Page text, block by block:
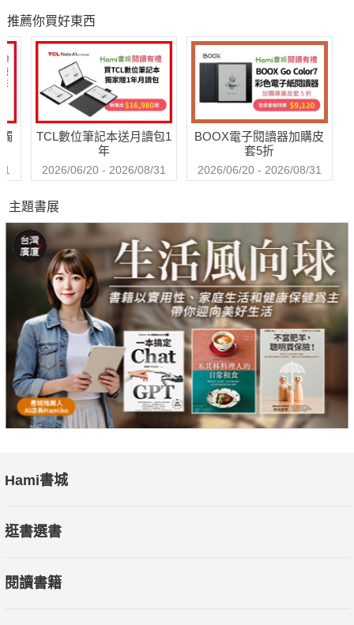
推薦你買好東西
TCL數位筆記本送月讀包1
年
2026/06/20 - 2026/08/31
BOOX電子閱讀器加購皮
套5折
2026/06/20 - 2026/08/31
主題書展
Hami書城
逛書選書
閱讀書籍